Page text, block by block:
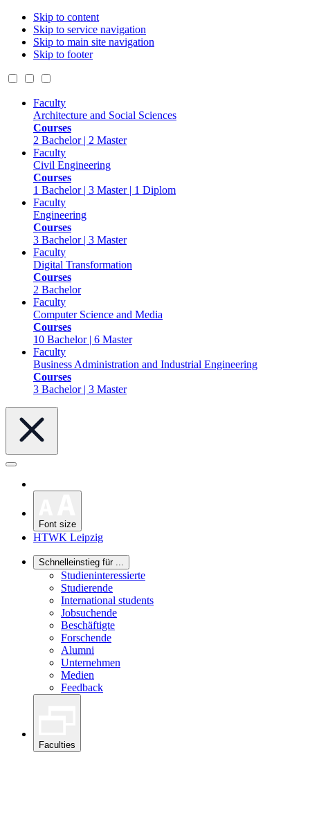
Skip to content
Skip to service navigation
Skip to main site navigation
Skip to footer
Faculty
Architecture and Social Sciences
Courses
2 Bachelor | 2 Master
Faculty
Civil Engineering
Courses
1 Bachelor | 3 Master | 1 Diplom
Faculty
Engineering
Courses
3 Bachelor | 3 Master
Faculty
Digital Transformation
Courses
2 Bachelor
Faculty
Computer Science and Media
Courses
10 Bachelor | 6 Master
Faculty
Business Administration and Industrial Engineering
Courses
3 Bachelor | 3 Master
Font size
HTWK Leipzig
Schnelleinstieg für ...
Studieninteressierte
Studierende
International students
Jobsuchende
Beschäftigte
Forschende
Alumni
Unternehmen
Medien
Feedback
Faculties